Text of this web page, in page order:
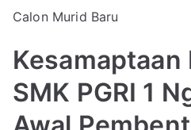
Kesamaptaan
SMK PGRI 1